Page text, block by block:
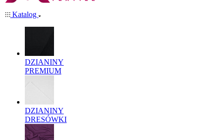
Katalog
DZIANINY
PREMIUM
DZIANINY
DRESÓWKI